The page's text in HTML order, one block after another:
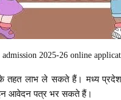
admission 2025-26 online
के तहत लाभ ले सकते हैं। मध्य
आवेदन पत्र भर सकते हैं।